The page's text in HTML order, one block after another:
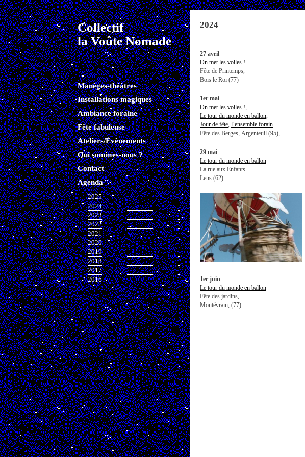
Collectif
la Voûte Nomade
Manèges-théâtres
Installations magiques
Ambiance foraine
Fête fabuleuse
Ateliers/Évènements
Qui sommes-nous ?
Contact
Agenda
2025
2024
2023
2022
2021
2020
2019
2018
2017
2016
2024
27 avril
On met les voiles !
Fête de Printemps,
Bois le Roi (77)
1er mai
On met les voiles !
Le tour du monde en ballon,
Jour de fête l’ensemble forain
Fête des Berges, Argenteuil (95),
29 mai
Le tour du monde en ballon
La rue aux Enfants
Lens (62)
1er juin
Le tour du monde en ballon
Fête des jardins,
Montévrain, (77)